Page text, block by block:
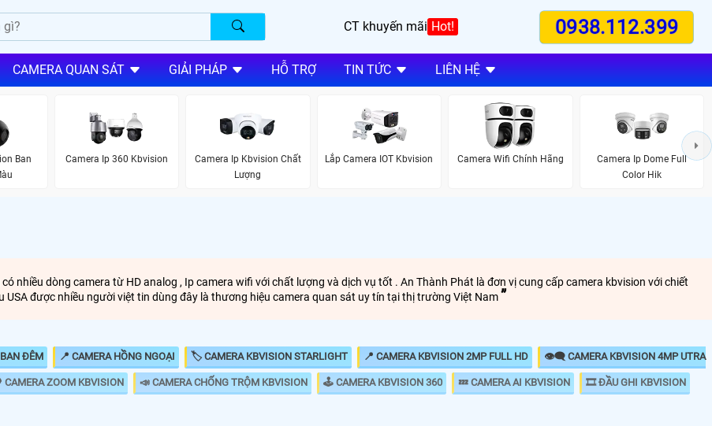
CT khuyến mãi Hot! 0938.112.399
CAMERA QUAN SÁT GIẢI PHÁP HỖ TRỢ TIN TỨC LIÊN HỆ
Ban
Camera Ip 360 Kbvision
Camera Ip Kbvision Chất
Lượng
Lắp Camera IOT Kbvision Camera Wifi Chính Hãng
Camera Ip Dome Full
Color Hik
nhiều dòng camera từ HD analog , Ip camera wifi với chất lượng và dịch vụ tốt . An Thành Phát là đơn vị cung cấp camera kbvision với chiết
USA được nhiều người việt tin dùng đây là thương hiệu camera quan sát uy tín tại thị trường Việt Nam
ĐÊM 📍 CAMERA HỒNG NGOẠI 🏷 CAMERA KBVISION STARLIGHT 📍 CAMERA KBVISION 2MP FULL HD 👁️‍🗨️ CAMERA KBVISION 4MP UTRA
CAMERA ZOOM KBVISION 📣 CAMERA CHỐNG TRỘM KBVISION 🕹 CAMERA KBVISION 360 💤 CAMERA AI KBVISION 🎞 ĐẦU GHI KBVISION